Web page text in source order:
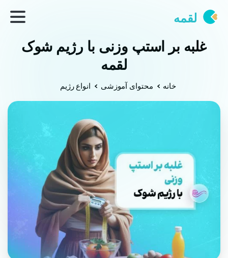
لقمه
غلبه بر استپ وزنی با رژیم شوک
لقمه
خانه محتوای آموزشی انواع رژیم